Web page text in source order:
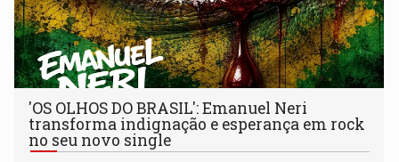
'OS OLHOS DO BRASIL': Emanuel Neri
transforma indignação e esperança em rock
no seu novo single